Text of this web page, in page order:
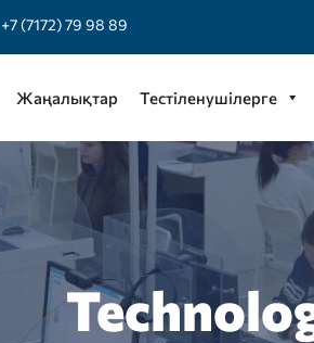
+7 (7172) 79 98 89
Жаңалықтар Тестіленушілерге